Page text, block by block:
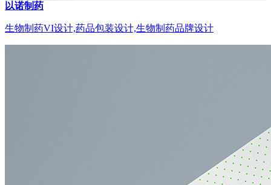
以诺制药
生物制药VI设计,药品包装设计,生物制药品牌设计